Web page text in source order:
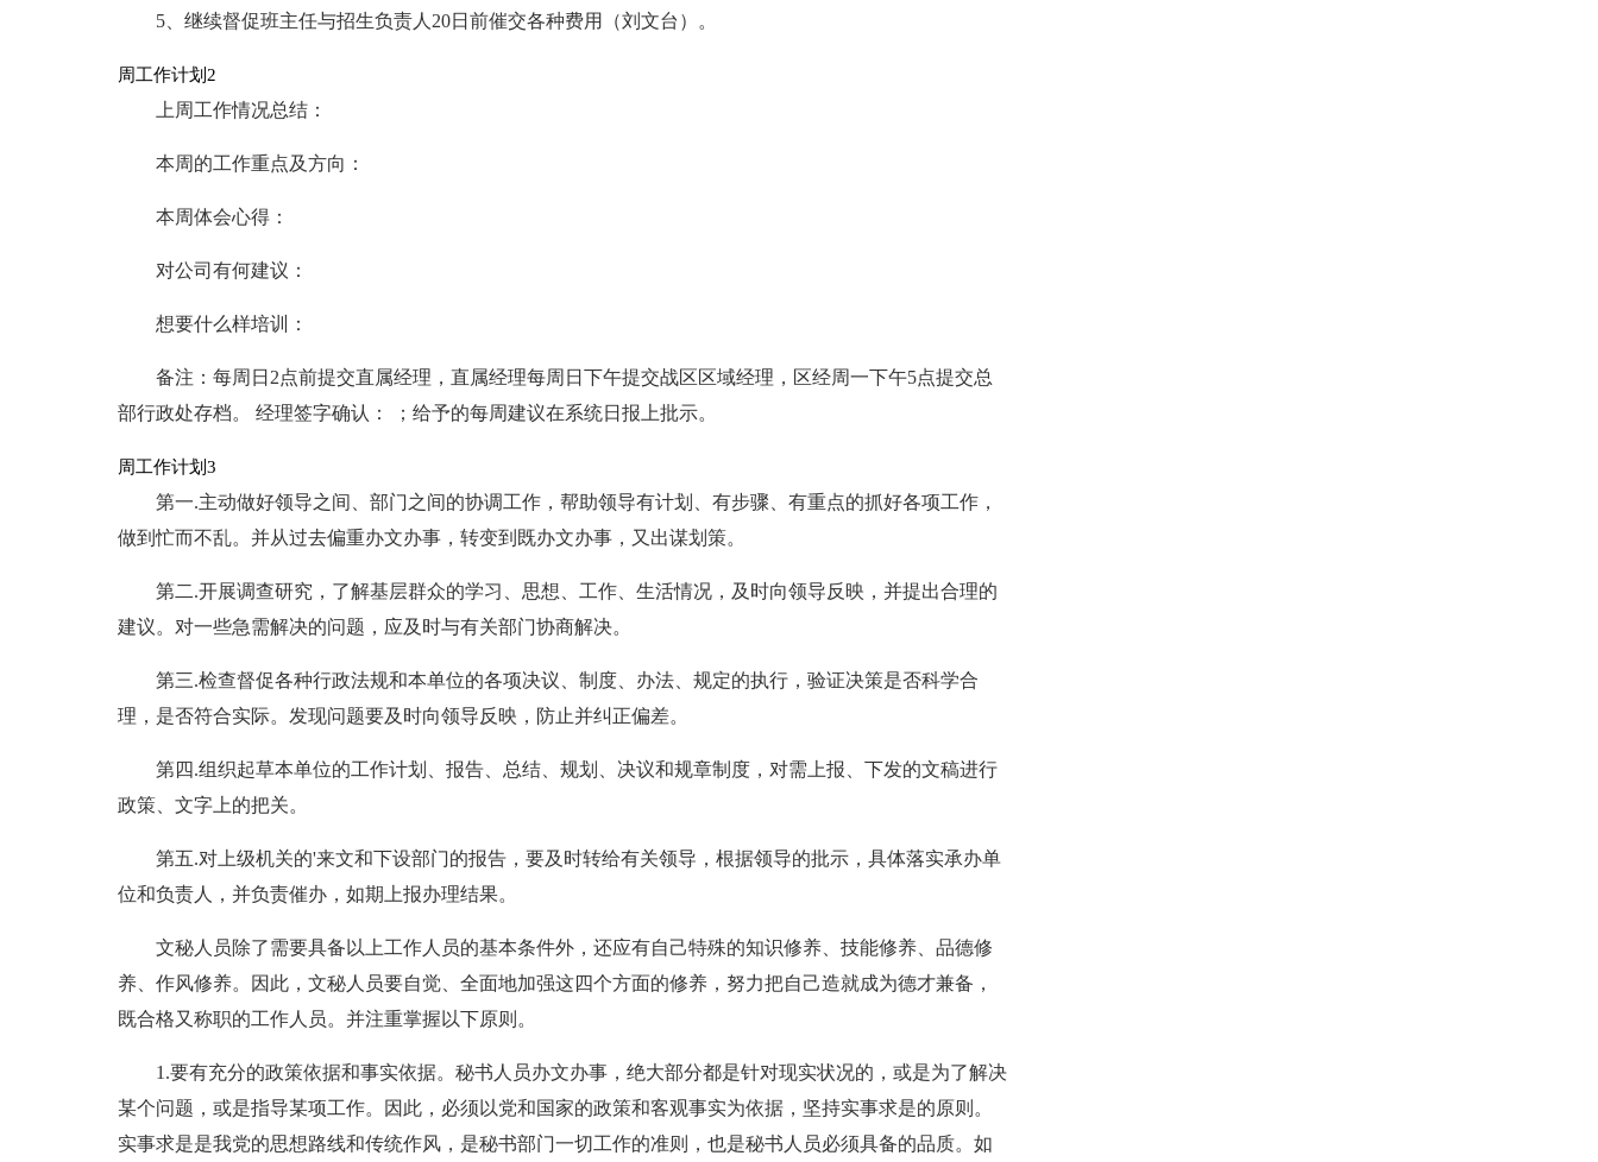
5、继续督促班主任与招生负责人20日前催交各种费用（刘文台）。
周工作计划2
上周工作情况总结：
本周的工作重点及方向：
本周体会心得：
对公司有何建议：
想要什么样培训：
备注：每周日2点前提交直属经理，直属经理每周日下午提交战区区域经理，区经周一下午5点提交总
部行政处存档。 经理签字确认： ；给予的每周建议在系统日报上批示。
周工作计划3
第一.主动做好领导之间、部门之间的协调工作，帮助领导有计划、有步骤、有重点的抓好各项工作，
做到忙而不乱。并从过去偏重办文办事，转变到既办文办事，又出谋划策。
第二.开展调查研究，了解基层群众的学习、思想、工作、生活情况，及时向领导反映，并提出合理的
建议。对一些急需解决的问题，应及时与有关部门协商解决。
第三.检查督促各种行政法规和本单位的各项决议、制度、办法、规定的执行，验证决策是否科学合
理，是否符合实际。发现问题要及时向领导反映，防止并纠正偏差。
第四.组织起草本单位的工作计划、报告、总结、规划、决议和规章制度，对需上报、下发的文稿进行
政策、文字上的把关。
第五.对上级机关的'来文和下设部门的报告，要及时转给有关领导，根据领导的批示，具体落实承办单
位和负责人，并负责催办，如期上报办理结果。
文秘人员除了需要具备以上工作人员的基本条件外，还应有自己特殊的知识修养、技能修养、品德修
养、作风修养。因此，文秘人员要自觉、全面地加强这四个方面的修养，努力把自己造就成为德才兼备，
既合格又称职的工作人员。并注重掌握以下原则。
1.要有充分的政策依据和事实依据。秘书人员办文办事，绝大部分都是针对现实状况的，或是为了解决
某个问题，或是指导某项工作。因此，必须以党和国家的政策和客观事实为依据，坚持实事求是的原则。
实事求是是我党的思想路线和传统作风，是秘书部门一切工作的准则，也是秘书人员必须具备的品质。如